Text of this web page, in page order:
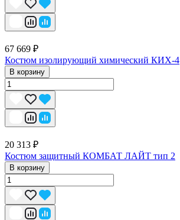
67 669 ₽
Костюм изолирующий химический КИХ-4
В корзину
20 313 ₽
Костюм защитный КОМБАТ ЛАЙТ тип 2
В корзину